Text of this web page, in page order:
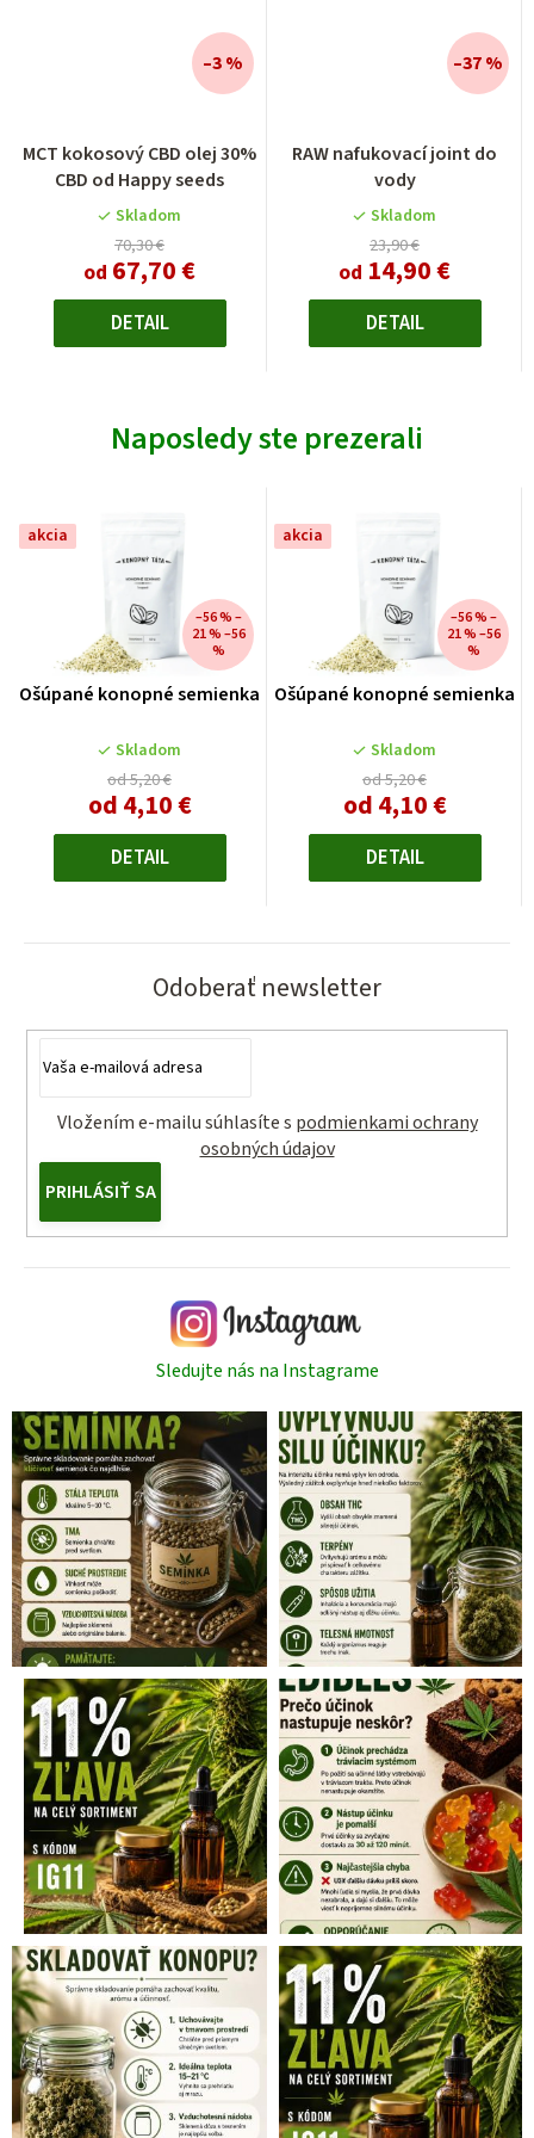
MCT kokosový CBD olej 30%
CBD od Happy seeds
hodnotenie
produktu
je
5,0
z
5
hviezdičiek.
Skladom
70,30 €
od 67,70 €
–3 %
DETAIL
RAW nafukovací joint do
vody
Skladom
23,90 €
od 14,90 €
–37 %
DETAIL
Naposledy ste prezerali
akcia
Ošúpané konopné semienka
Skladom
od 5,20 €
–56 % –
21 % –56
%
od4,10 €Jednotková
DETAIL
akcia
Ošúpané konopné semienka
Skladom
od 5,20 €
–56 % –
21 % –56
%
od4,10 €Jednotková
DETAIL
Odoberať newsletter
Vložením e-mailu súhlasíte s podmienkami ochrany
osobných údajov
PRIHLÁSIŤ SA
Sledujte nás na Instagrame